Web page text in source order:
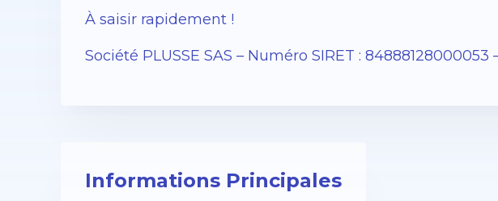
À saisir rapidement !
Société PLUSSE SAS – ​​Numéro SIRET :
Informations Principales